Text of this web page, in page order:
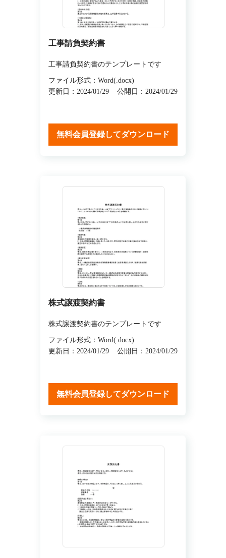
工事請負契約書
工事請負契約書のテンプレートです
ファイル形式：Word(.docx)
更新日：2024/01/29
公開日：2024/01/29
無料会員登録してダウンロード
株式譲渡契約書
株式譲渡契約書のテンプレートです
ファイル形式：Word(.docx)
更新日：2024/01/29
公開日：2024/01/29
無料会員登録してダウンロード